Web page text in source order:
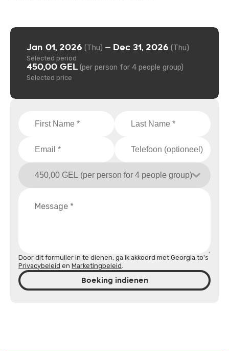
Door dit formulier in te dienen, ga ik akkoord met Georgia.to's
Privacybeleid en Marketingbeleid.
Boeking indienen
Jan 01, 2026 (Thu) — Dec 31, 2026 (Thu)
Selected period
450,00 GEL (per person for 4 people group)
Selected price